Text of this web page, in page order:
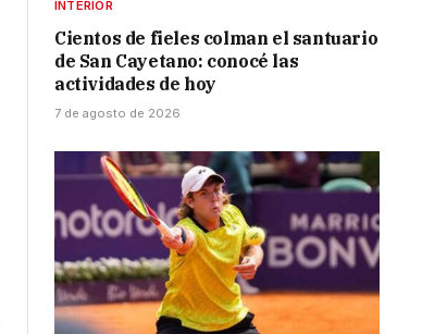
INTERIOR
Cientos de fieles colman el santuario
de San Cayetano: conocé las
actividades de hoy
7 de agosto de 2026